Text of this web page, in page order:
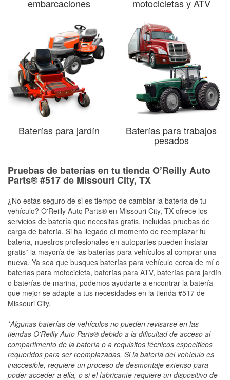
embarcaciones motocicletas y ATV
Baterías para jardín Baterías para trabajos
pesados
Pruebas de baterías en tu tienda O’Reilly Auto
Parts® #517 de Missouri City, TX
¿No estás seguro de si es tiempo de cambiar la batería de tu
vehículo? O'Reilly Auto Parts® en Missouri City, TX ofrece los
servicios de batería que necesitas gratis, incluidas pruebas de
carga de batería. Si ha llegado el momento de reemplazar tu
batería, nuestros profesionales en autopartes pueden instalar
gratis* la mayoría de las baterías para vehículos al comprar una
nueva. Ya sea que busques baterías para vehículo cerca de mí o
baterías para motocicleta, baterías para ATV, baterías para jardín
o baterías de marina, podemos ayudarte a encontrar la batería
que mejor se adapte a tus necesidades en la tienda #517 de
Missouri City.
*Algunas baterías de vehículos no pueden revisarse en las
tiendas O'Reilly Auto Parts® debido a la dificultad de acceso al
compartimento de la batería o a requisitos técnicos específicos
requeridos para ser reemplazadas. Si la batería del vehículo es
inaccesible, requiere un proceso de desmontaje extenso para
poder acceder a ella, o si el fabricante requiere un dispositivo de